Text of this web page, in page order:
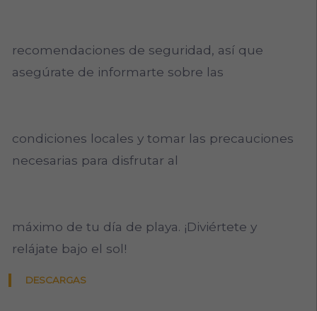
recomendaciones de seguridad, así que
asegúrate de informarte sobre las
condiciones locales y tomar las precauciones
necesarias para disfrutar al
máximo de tu día de playa. ¡Diviértete y
relájate bajo el sol!
DESCARGAS